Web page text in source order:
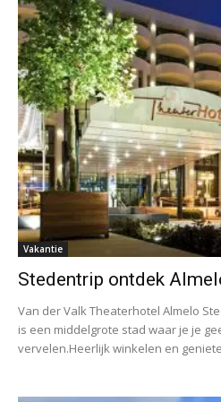
Vakantie
Stedentrip ontdek
Van der Valk Theaterhotel Almelo
is een middelgrote stad waar je je
vervelen.Heerlijk winkelen en